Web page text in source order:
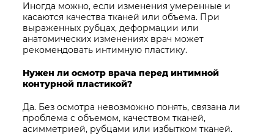
Иногда можно, если изменения умеренные и
касаются качества тканей или объема. При
выраженных рубцах, деформации или
анатомических изменениях врач может
рекомендовать интимную пластику.
Нужен ли осмотр врача перед интимной
контурной пластикой?
Да. Без осмотра невозможно понять, связана ли
проблема с объемом, качеством тканей,
асимметрией, рубцами или избытком тканей.